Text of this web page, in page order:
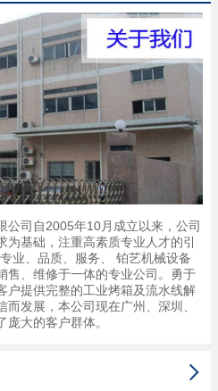
公司自2005年10月成立以来，公司
基础，注重高素质专业人才的引
业、品质、服务、 铂艺机械设备
售、维修于一体的专业公司。勇于
户提供完整的工业烤箱及流水线解
发展，本公司现在广州、深圳、
大的客户群体。
